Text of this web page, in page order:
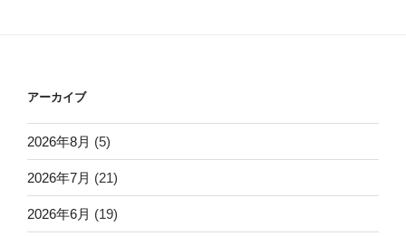
アーカイブ
2026年8月 (5)
2026年7月 (21)
2026年6月 (19)